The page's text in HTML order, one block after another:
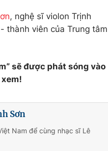
, nghệ sĩ violon Trịnh
thành viên của Trung tâm
sẽ được phát sóng vào
Sơn
Nam để cùng nhạc sĩ Lê